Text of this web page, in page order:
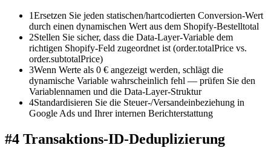
1Ersetzen Sie jeden statischen/hartcodierten Conversion-Wert
durch einen dynamischen Wert aus dem Shopify-Bestelltotal
2Stellen Sie sicher, dass die Data-Layer-Variable dem
richtigen Shopify-Feld zugeordnet ist (order.totalPrice vs.
order.subtotalPrice)
3Wenn Werte als 0 € angezeigt werden, schlägt die
dynamische Variable wahrscheinlich fehl — prüfen Sie den
Variablennamen und die Data-Layer-Struktur
4Standardisieren Sie die Steuer-/Versandeinbeziehung in
Google Ads und Ihrer internen Berichterstattung
#4 Transaktions-ID-Deduplizierung